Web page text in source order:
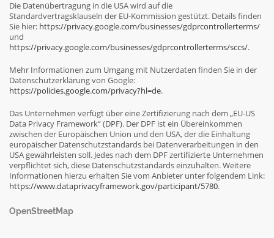
Die Datenübertragung in die USA wird auf die
Standardvertragsklauseln der EU-Kommission gestützt. Details finden
Sie hier: https://privacy.google.com/businesses/gdprcontrollerterms/
und
https://privacy.google.com/businesses/gdprcontrollerterms/sccs/.
Mehr Informationen zum Umgang mit Nutzerdaten finden Sie in der
Datenschutzerklärung von Google:
https://policies.google.com/privacy?hl=de.
Das Unternehmen verfügt über eine Zertifizierung nach dem „EU-US
Data Privacy Framework“ (DPF). Der DPF ist ein Übereinkommen
zwischen der Europäischen Union und den USA, der die Einhaltung
europäischer Datenschutzstandards bei Datenverarbeitungen in den
USA gewährleisten soll. Jedes nach dem DPF zertifizierte Unternehmen
verpflichtet sich, diese Datenschutzstandards einzuhalten. Weitere
Informationen hierzu erhalten Sie vom Anbieter unter folgendem Link:
https://www.dataprivacyframework.gov/participant/5780.
OpenStreetMap